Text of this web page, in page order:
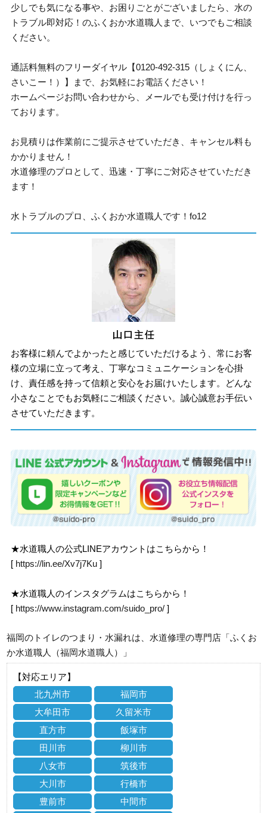
少しでも気になる事や、お困りごとがございましたら、水の
トラブル即対応！のふくおか水道職人まで、いつでもご相談
ください。
通話料無料のフリーダイヤル【0120-492-315（しょくにん、
さいこー！）】まで、お気軽にお電話ください！
ホームページお問い合わせから、メールでも受け付けを行っ
ております。
お見積りは作業前にご提示させていただき、キャンセル料も
かかりません！
水道修理のプロとして、迅速・丁寧にご対応させていただき
ます！
水トラブルのプロ、ふくおか水道職人です！fo12
お客様に頼んでよかったと感じていただけるよう、常にお客
様の立場に立って考え、丁寧なコミュニケーションを心掛
け、責任感を持って信頼と安心をお届けいたします。どんな
小さなことでもお気軽にご相談ください。誠心誠意お手伝い
させていただきます。
★水道職人の公式LINEアカウントはこちらから！
[ https://lin.ee/Xv7j7Ku ]
★水道職人のインスタグラムはこちらから！
[ https://www.instagram.com/suido_pro/ ]
福岡のトイレのつまり・水漏れは、水道修理の専門店「ふくお
か水道職人（福岡水道職人）」
【対応エリア】
北九州市
福岡市
大牟田市
久留米市
直方市
飯塚市
田川市
柳川市
八女市
筑後市
大川市
行橋市
豊前市
中間市